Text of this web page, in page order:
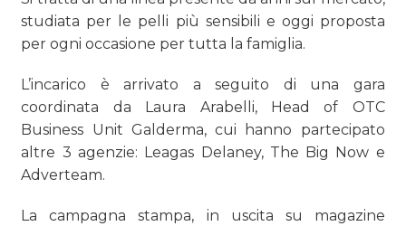
CASE HISTORY
OPINIONI
studiata per le pelli più sensibili e oggi proposta
per ogni occasione per tutta la famiglia.
L’incarico è arrivato a seguito di una gara
coordinata da Laura Arabelli, Head of OTC
Business Unit Galderma, cui hanno partecipato
altre 3 agenzie: Leagas Delaney, The Big Now e
Adverteam.
La campagna stampa, in uscita su magazine